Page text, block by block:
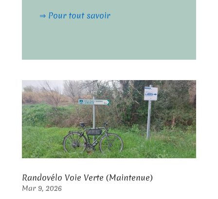
⇒ Pour tout savoir
Randovélo Voie Verte (Maintenue)
Mar 9, 2026